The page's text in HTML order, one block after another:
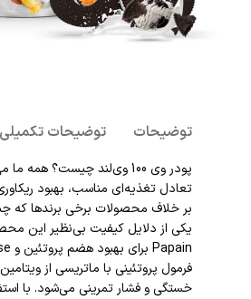
توضیحات توضیحات تکمیلی
پودر وی 100 وی‌لند
خستگی و فشار تمرینی می‌شود. با استفاده روزانه از وی 100، مزایای بی‌نظیر آن را در تمرین و رژیم